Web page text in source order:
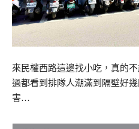
來民權西路這邊找小吃，真的
過都看到排隊人潮滿到隔壁好
害…